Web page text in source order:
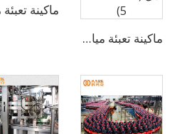
ماكينة تعبئة مياه نقية كاملة بسعة 4000 زجاجة بالساعة لزجاجات 500 مل (CGF14-12-5)
ماكينة تعبئة مياه شرب أوتوماتيكية بسعة 8000 زجاجة بالساعة (CGF16-16-5)